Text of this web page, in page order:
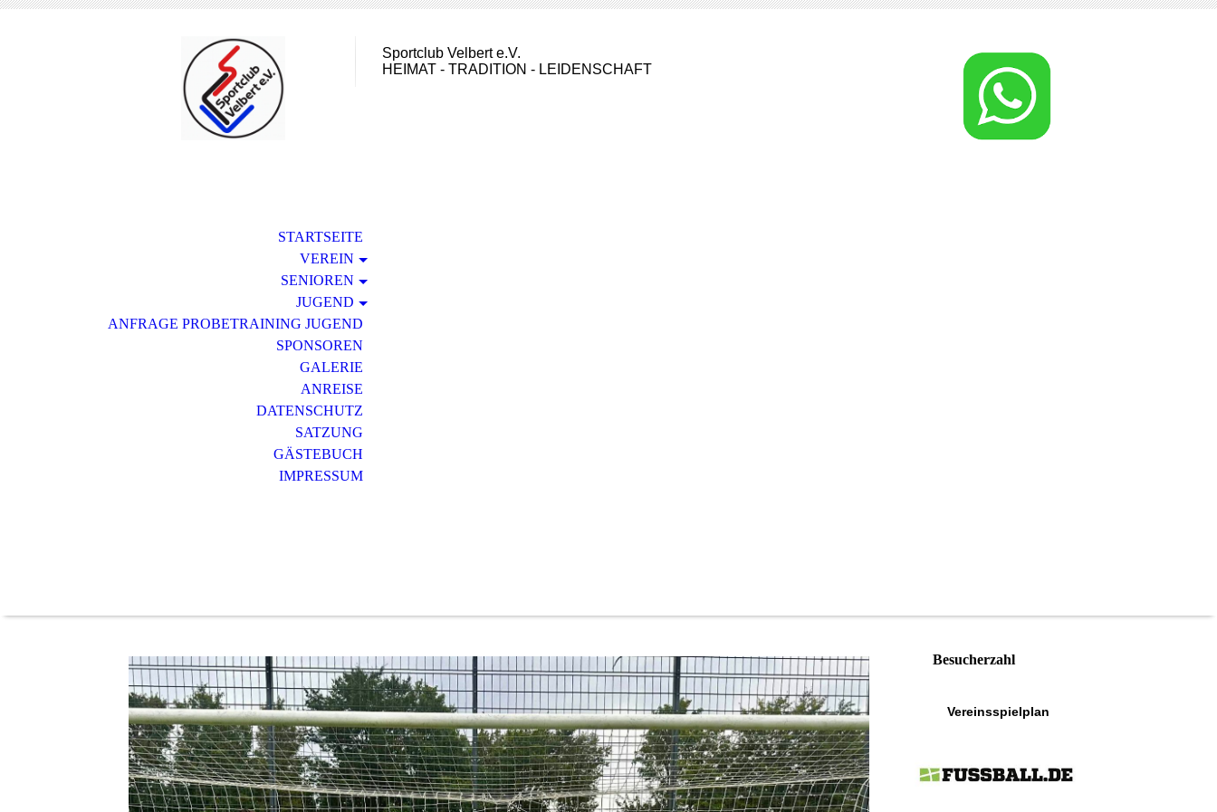
Sportclub Velbert e.V.
HEIMAT - TRADITION - LEIDENSCHAFT
STARTSEITE
VEREIN
SENIOREN
JUGEND
ANFRAGE PROBETRAINING JUGEND
SPONSOREN
GALERIE
ANREISE
DATENSCHUTZ
SATZUNG
GÄSTEBUCH
IMPRESSUM
Besucherzahl
Vereinsspielplan